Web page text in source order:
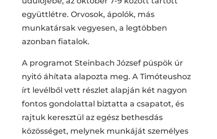
együttlétre. Orvosok, ápolók, más
munkatársak vegyesen, a legtöbben
azonban fiatalok.
A programot Steinbach József püspök úr
nyitó áhítata alapozta meg. A Timóteushoz
írt levélből vett részlet alapján két nagyon
fontos gondolattal biztatta a csapatot, és
rajtuk keresztül az egész bethesdás
közösséget, melynek munkáját személyes